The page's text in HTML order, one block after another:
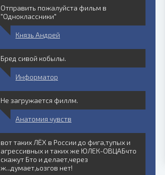
Отправить пожалуйста фильм в
"Одноклассники"
Князь Андрей
Бред сивой кобылы.
Информатор
Не загружается филлм.
Анатомия чувств
вот таких ЛЁХ в России до фига,тупых и
агрессивных и таких же ЮЛЕК-ОВЦАБчто
скажут Бто и делает,через
ж...думает,ьозгов нет!